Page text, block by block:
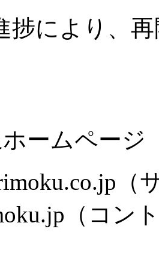
により、再
ームページ
（
（コン